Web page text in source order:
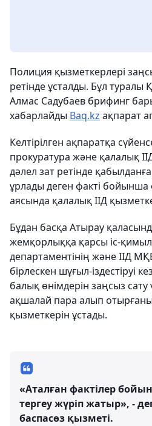
Полиция қызметкерлері
ретінде ұсталды. Бұл туралы
Алмас Садубаев брифинг
хабарлайды Вaq.kz ақпарат
Келтірілген ақпаратқа
прокуратура және қалалық
дәлел зат ретінде
ұрлады деген факті бойынша
аясында қалалық ІІД
Бұдан басқа Атырау
жемқорлыққа қарсы іс-
департаментінің және ІІД
бірлескен шұғыл-іздестіруі
балық өнімдерін заңсыз сату
ақшалай пара алып
қызметкерін ұстады.
«Аталған фактілер
тергеу жүріп жатыр», -
баспасөз қызметі.